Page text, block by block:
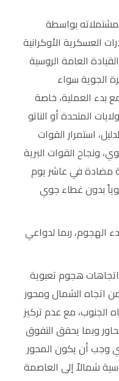
بواسطة
العسكرية الأوكرانية
العامة الروسية
الجوية سواء
بدء العملية، خاصة
المتحدة أو الناتو
استمرار القوات
ونجاح القوات البرية
في تنفيذ عدد (٢) ضربة مضادة في عاشر يوم
بدون غطاء جوي
الهجوم، ربما لدواعي
هجوم تعبوية
اتجاه الشمال ومحور
الجنوب، مع عدم تركيز
وبما يحقق التفوق
وجب أن يكون المحور
شمالاً إلى العاصمة